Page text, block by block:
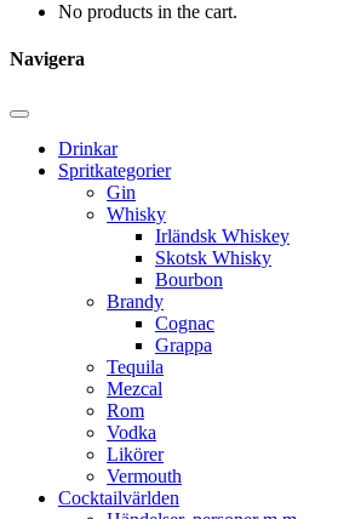
No products in the cart.
Navigera
Drinkar
Spritkategorier
Gin
Whisky
Irländsk Whiskey
Skotsk Whisky
Bourbon
Brandy
Cognac
Grappa
Tequila
Mezcal
Rom
Vodka
Likörer
Vermouth
Cocktailvärlden